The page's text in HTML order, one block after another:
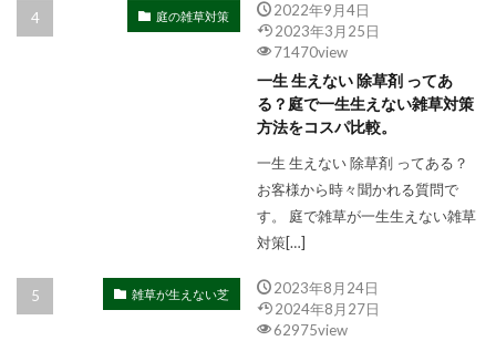
庭の雑草対策
2022年9月4日
2023年3月25日
71470view
一生 生えない 除草剤 ってあ
る？庭で一生生えない雑草対策
方法をコスパ比較。
一生 生えない 除草剤 ってある？
お客様から時々聞かれる質問で
す。 庭で雑草が一生生えない雑草
対策[…]
雑草が生えない芝
2023年8月24日
2024年8月27日
62975view